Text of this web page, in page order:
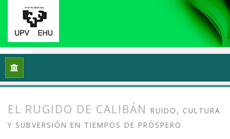
Inicio
EL RUGIDO DE CALIBÁN
RUIDO, CULTURA
Y SUBVERSIÓN EN TIEMPOS DE PRÓSPERO